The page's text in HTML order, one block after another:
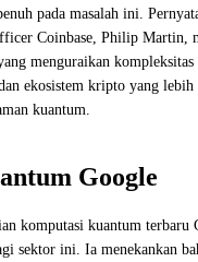
pada masalah ini.
Coinbase, Philip Martin,
menguraikan kompleksitas
ekosistem kripto yang lebih
kuantum.
Google
komputasi kuantum terbaru
sektor ini. Ia menekankan